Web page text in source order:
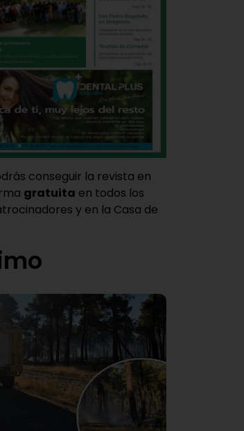
conseguir la revista en
gratuita en todos los
y en la Casa de